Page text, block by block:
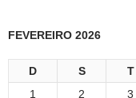
FEVEREIRO 2026
D S T
1
2 3